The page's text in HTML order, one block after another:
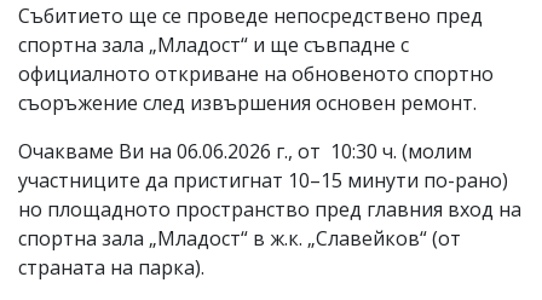
Събитието ще се проведе непосредствено пред
спортна зала „Младост“ и ще съвпадне с
официалното откриване на обновеното спортно
съоръжение след извършения основен ремонт.
Очакваме Ви на 06.06.2026 г., от 10:30 ч. (молим
участниците да пристигнат 10–15 минути по-рано)
но площадното пространство пред главния вход на
спортна зала „Младост“ в ж.к. „Славейков“ (от
страната на парка).